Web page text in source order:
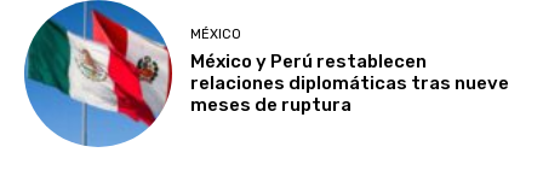
MÉXICO
México y Perú restablecen
relaciones diplomáticas tras nueve
meses de ruptura